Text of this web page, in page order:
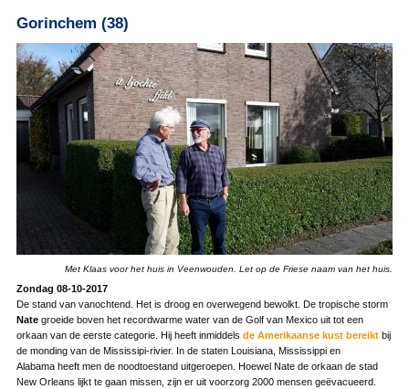
Gorinchem (38)
Met Klaas voor het huis in Veenwouden. Let op de Friese naam van het huis.
Zondag 08-10-2017
De stand van vanochtend. Het is droog en overwegend bewolkt. De tropische storm
Nategroeide boven het recordwarme water van de Golf van Mexico uit tot een
orkaan van de eerste categorie. Hij heeft inmiddels de Amerikaanse kust bereiktbij
de monding van de Mississipi-rivier. In de staten Louisiana, Mississippi en
Alabama heeft men de noodtoestand uitgeroepen. Hoewel Nate de orkaan de stad
New Orleans lijkt te gaan missen, zijn er uit voorzorg 2000 mensen geëvacueerd.